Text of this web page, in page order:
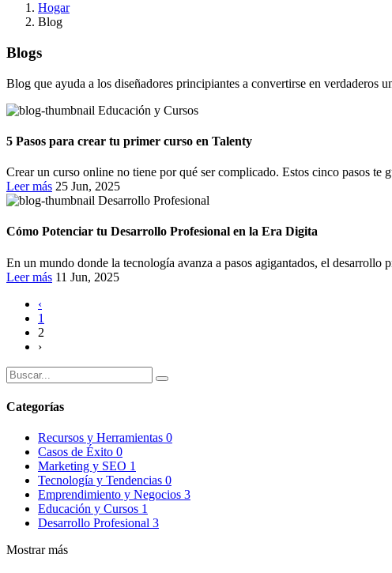
Hogar
Blog
Blogs
Blog que ayuda a los diseñadores principiantes a convertirse en verdaderos
Educación y Cursos
5 Pasos para crear tu primer curso en Talenty
Crear un curso online no tiene por qué ser complicado. Estos cinco pasos
Leer más 25 Jun, 2025
Desarrollo Profesional
Cómo Potenciar tu Desarrollo Profesional en la Era Digita
En un mundo donde la tecnología avanza a pasos agigantados, el
Leer más 11 Jun, 2025
‹
1
2
›
Categorías
Recursos y Herramientas 0
Casos de Éxito 0
Marketing y SEO 1
Tecnología y Tendencias 0
Emprendimiento y Negocios 3
Educación y Cursos 1
Desarrollo Profesional 3
Mostrar más